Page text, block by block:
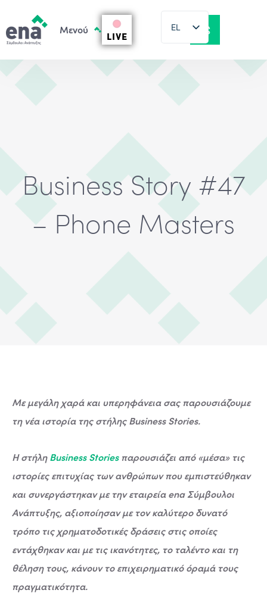
LIVE
EL
EN
Business Story #47
– Phone Masters
Με μεγάλη χαρά και υπερηφάνεια σας παρουσιάζουμε
τη νέα ιστορία της στήλης Business Stories.
Η στήληBusiness Storiesπαρουσιάζει από «μέσα» τις
ιστορίες επιτυχίας των ανθρώπων που εμπιστεύθηκαν
και συνεργάστηκαν με την εταιρεία ena Σύμβουλοι
Ανάπτυξης, αξιοποίησαν με τον καλύτερο δυνατό
τρόπο τις χρηματοδοτικές δράσεις στις οποίες
εντάχθηκαν και με τις ικανότητες, το ταλέντο και τη
θέληση τους, κάνουν το επιχειρηματικό όραμά τους
πραγματικότητα.